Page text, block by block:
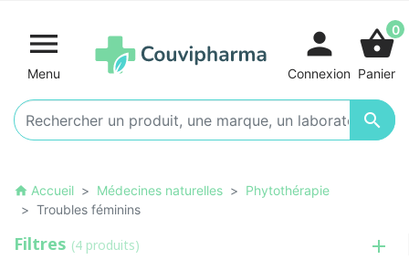

Menu

person
Connexion
shopping_basket0
Panier
home Accueil Médecines naturelles
Phytothérapie
Troubles féminins
Filtres (4 produits)